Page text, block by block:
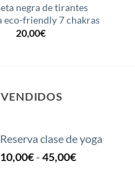
negra de tirantes
eco-friendly 7 chakras
20,00€
Reserva clase de yoga
10,00€- 45,00€Rango